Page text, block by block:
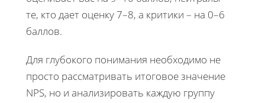
те, кто дает оценку 7–8, а критики – на 0–6
баллов.
Для глубокого понимания необходимо не
просто рассматривать итоговое значение
NPS, но и анализировать каждую группу